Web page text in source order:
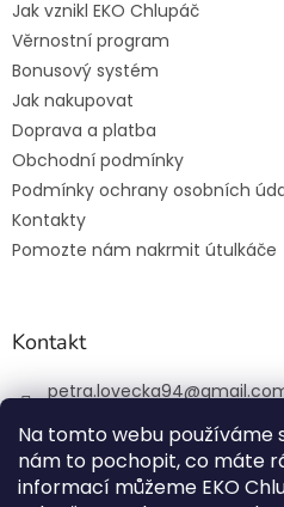
Na tomto webu používáme
nám to pochopit, co máte
informací můžeme EKO
Jak vznikl EKO Chlupáč
Věrnostní program
Bonusový systém
Jak nakupovat
Doprava a platba
Obchodní podmínky
Podmínky ochrany osobních
Kontakty
Pomozte nám nakrmit útulkáče
Kontakt
petra.lovecka94@
+420 774 131 648
ekochlupac.cz